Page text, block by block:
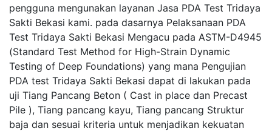
pengguna mengunakan layanan Jasa PDA Test Tridaya
Sakti Bekasi kami. pada dasarnya Pelaksanaan PDA
Test Tridaya Sakti Bekasi Mengacu pada ASTM-D4945
(Standard Test Method for High-Strain Dynamic
Testing of Deep Foundations) yang mana Pengujian
PDA test Tridaya Sakti Bekasi dapat di lakukan pada
uji Tiang Pancang Beton ( Cast in place dan Precast
Pile ), Tiang pancang kayu, Tiang pancang Struktur
baja dan sesuai kriteria untuk menjadikan kekuatan